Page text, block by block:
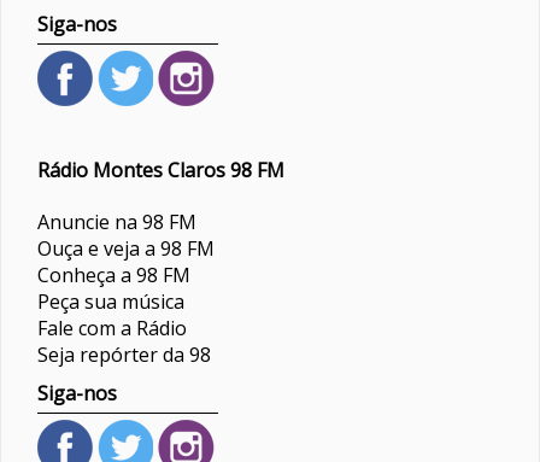
Siga-nos
Rádio Montes Claros 98 FM
Anuncie na 98 FM
Ouça e veja a 98 FM
Conheça a 98 FM
Peça sua música
Fale com a Rádio
Seja repórter da 98
Siga-nos